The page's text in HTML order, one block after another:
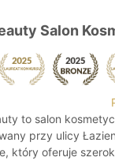
Salon
to salon
przy ulicy
który oferuje